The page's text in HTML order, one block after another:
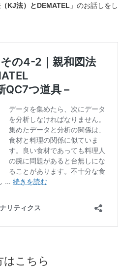
KJ法）とDEMATEL 」のお話しをし
はこちら